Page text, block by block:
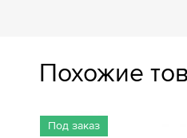
Похожие
Под заказ